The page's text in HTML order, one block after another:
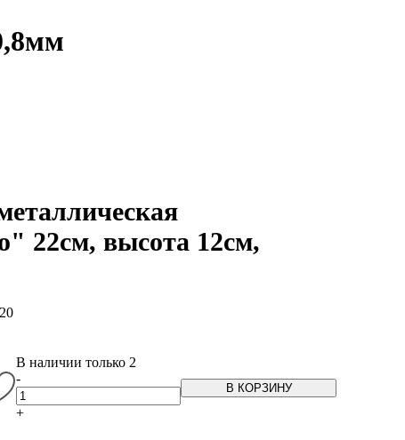
22см, высота 12см,
В наличии только 2
-
+
В КОРЗИНУ